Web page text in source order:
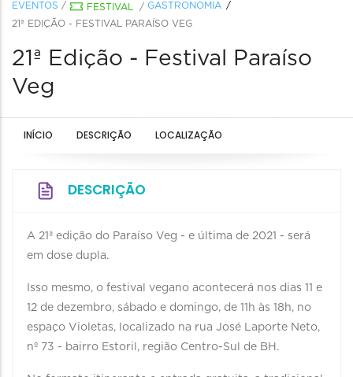
EVENTOS / FESTIVAL / GASTRONOMIA
21ª EDIÇÃO - FESTIVAL PARAÍSO VEG
21ª Edição - Festival Paraíso
Veg
INÍCIO DESCRIÇÃO LOCALIZAÇÃO
DESCRIÇÃO
A 21ª edição do Paraíso Veg - e última de 2021 - será
em dose dupla.
Isso mesmo, o festival vegano acontecerá nos dias 11 e
12 de dezembro, sábado e domingo, de 11h às 18h, no
espaço Violetas, localizado na rua José Laporte Neto,
nº 73 - bairro Estoril, região Centro-Sul de BH.